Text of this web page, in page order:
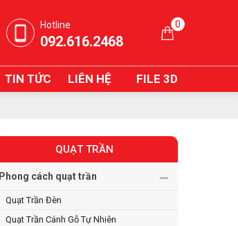
Hotline
092.616.2468
0
TIN TỨC LIÊN HỆ FILE 3D
QUẠT TRẦN
Phong cách quạt trần
Quạt Trần Đèn
Quạt Trần Cánh Gỗ Tự Nhiên